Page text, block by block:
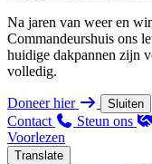
Na jaren van weer en
Commandeurshuis ons
huidige dakpannen zijn
volledig.
Doneer hier Sluiten
Contact
Steun ons
Voorlezen
Translate